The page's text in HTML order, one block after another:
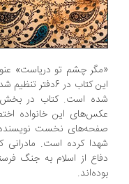
چشم تو دریاست» عنوان
این کتاب در 6دفتر
است. کتاب در بخش
این خانواده اختصاص
نخست نویسنده اثر را
کرده است. مادرانی که
از اسلام به جنگ